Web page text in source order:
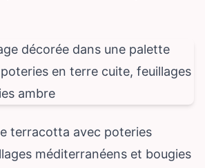
terracotta avec poteries
méditerranéens et bougies